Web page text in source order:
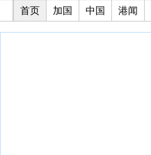
首页
加国 中国 港闻